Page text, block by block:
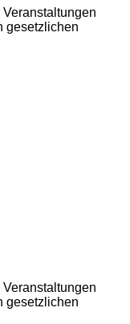
gesetzlichen
gesetzlichen